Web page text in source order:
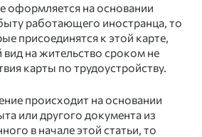
оформляется на основании
работающего иностранца, то
присоединятся к этой карте,
на жительство сроком не
карты по трудоустройству.
происходит на основании
или другого документа из
в начале этой статьи, то